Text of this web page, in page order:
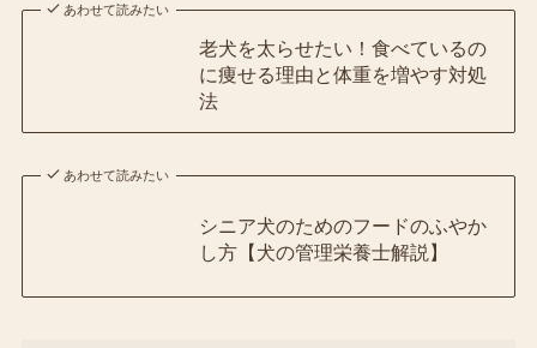
あわせて読みたい
老犬を太らせたい！食べているの
に痩せる理由と体重を増やす対処
法
あわせて読みたい
シニア犬のためのフードのふやか
し方【犬の管理栄養士解説】